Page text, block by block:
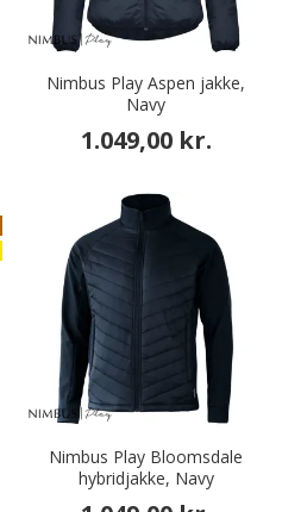
Nimbus Play Aspen jakke,
Navy
1.049,00 kr.
Nimbus Play Bloomsdale
hybridjakke, Navy